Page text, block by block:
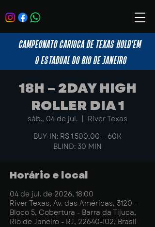
CAMPEONATO CARIOCA DE TEXAS HOLD'EM
O ESTADUAL DO RIO DE JANEIRO
18H – 2DAY HIGH
ROLLER DIA 1
sáb., 04 de jul.
River Texas
BUY-IN: R$ 1.500,00 – 60K
BLIND: 30 MIN
Horário e local
04 de jul. de 2026, 18:00
River Texas, Av. das Américas, 3120 -
Bloco 5, Cobertura - Barra da Tijuca,
Rio de Janeiro - RJ, 22640-102, Brasil